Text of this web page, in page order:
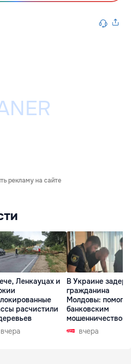
рекламу на сайте
Ленкауцах и
расчистили
вчера
В Украине
гражданина
Молдовы:
банковским
мошенничеством
Чехиивчера